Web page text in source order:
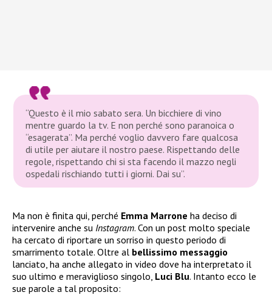
“Questo è il mio sabato sera. Un bicchiere di vino
mentre guardo la tv. E non perché sono paranoica o
“esagerata”. Ma perché voglio davvero fare qualcosa
di utile per aiutare il nostro paese. Rispettando delle
regole, rispettando chi si sta facendo il mazzo negli
ospedali rischiando tutti i giorni. Dai su”.
Ma non è finita qui, perché Emma Marrone ha deciso di
intervenire anche su Instagram. Con un post molto speciale
ha cercato di riportare un sorriso in questo periodo di
smarrimento totale. Oltre al bellissimo messaggio
lanciato, ha anche allegato in video dove ha interpretato il
suo ultimo e meraviglioso singolo, Luci Blu. Intanto ecco le
sue parole a tal proposito: